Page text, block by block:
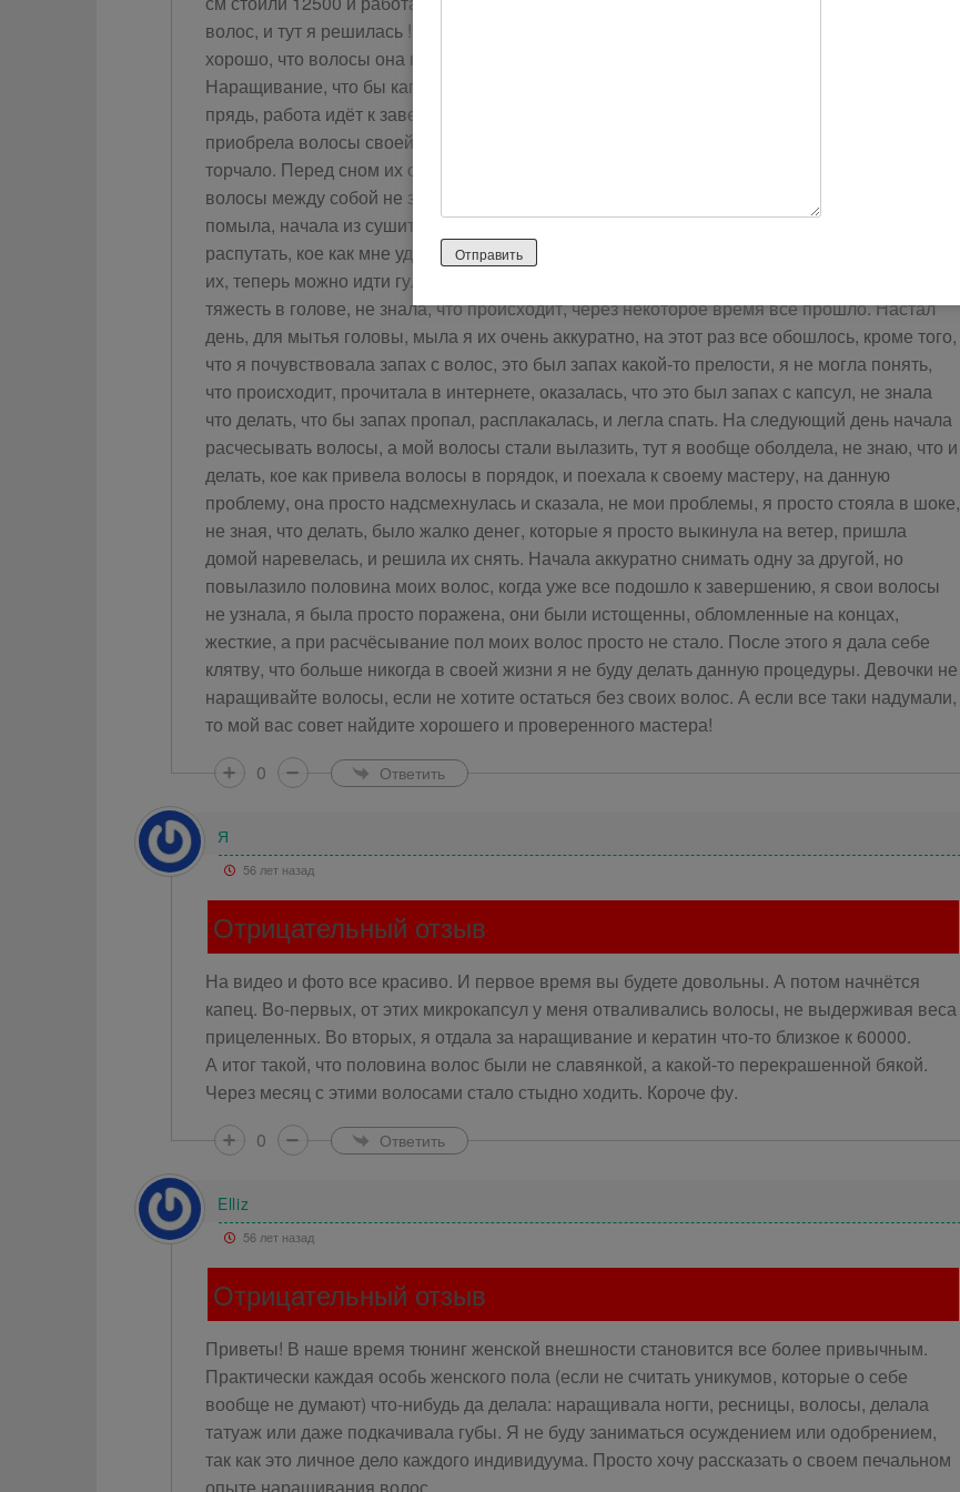
волос, и тут я решилась ! Пришла в солон, мастер меня просто убеждал, что все будет
хорошо, что волосы она нарастит аккуратно. Договорились с ней на микрокапсульное
Наращивание, что бы капсулы менее были видны, и вот пошла первая, вторая, третья
прядь, работа идёт к завершению, мои глаза просто горели от счастья, что вот наконец я
приобрела волосы своей мечты. Выглядели они очень естественно, нигде ничего не
торчало. Перед сном их обязательно нужно было заплетать в косичку, чтобы нарощенные
волосы между собой не запутались. Первые три дня все было хорошо, пока я их не
помыла, начала из сушить, волосы запутались в капсулах, и вот я сижу и не знаю как их
распутать, кое как мне удалось из расчесать, вроде показалось, что все хорошо, распутала
их, теперь можно идти гулять. Выйдя на улицу я почувствовала дискомфорт, боли и
тяжесть в голове, не знала, что происходит, через некоторое время все прошло. Настал
день, для мытья головы, мыла я их очень аккуратно, на этот раз все обошлось, кроме того,
что я почувствовала запах с волос, это был запах какой-то прелости, я не могла понять,
что происходит, прочитала в интернете, оказалась, что это был запах с капсул, не знала
что делать, что бы запах пропал, расплакалась, и легла спать. На следующий день начала
расчесывать волосы, а мой волосы стали вылазить, тут я вообще оболдела, не знаю, что и
делать, кое как привела волосы в порядок, и поехала к своему мастеру, на данную
проблему, она просто надсмехнулась и сказала, не мои проблемы, я просто стояла в шоке,
не зная, что делать, было жалко денег, которые я просто выкинула на ветер, пришла
домой наревелась, и решила их снять. Начала аккуратно снимать одну за другой, но
повылазило половина моих волос, когда уже все подошло к завершению, я свои волосы
не узнала, я была просто поражена, они были истощенны, обломленные на концах,
жесткие, а при расчёсывание пол моих волос просто не стало. После этого я дала себе
клятву, что больше никогда в своей жизни я не буду делать данную процедуры. Девочки не
наращивайте волосы, если не хотите остаться без своих волос. А если все таки надумали,
то мой вас совет найдите хорошего и проверенного мастера!
0
Ответить
Я
56 лет назад
Отрицательный отзыв
На видео и фото все красиво. И первое время вы будете довольны. А потом начнётся
капец. Во-первых, от этих микрокапсул у меня отваливались волосы, не выдерживая веса
прицеленных. Во вторых, я отдала за наращивание и кератин что-то близкое к 60000.
А итог такой, что половина волос были не славянкой, а какой-то перекрашенной бякой.
Через месяц с этими волосами стало стыдно ходить. Короче фу.
0
Ответить
Elliz
56 лет назад
Отрицательный отзыв
Приветы! В наше время тюнинг женской внешности становится все более привычным.
Практически каждая особь женского пола (если не считать уникумов, которые о себе
вообще не думают) что-нибудь да делала: наращивала ногти, ресницы, волосы, делала
татуаж или даже подкачивала губы. Я не буду заниматься осуждением или одобрением,
так как это личное дело каждого индивидуума. Просто хочу рассказать о своем печальном